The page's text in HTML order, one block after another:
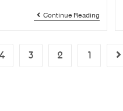
Continue Reading
1
2
3
4